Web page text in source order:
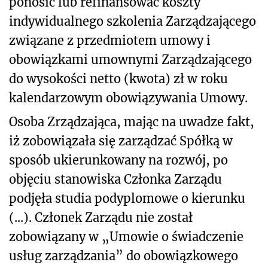
indywidualnego szkolenia Zarządzającego
związane z przedmiotem umowy i
obowiązkami umownymi Zarządzającego
do wysokości netto (kwota) zł w roku
kalendarzowym obowiązywania Umowy.
Osoba Zrządzająca, mając na uwadze fakt,
iż zobowiązała się zarządzać Spółką w
sposób ukierunkowany na rozwój, po
objęciu stanowiska Członka Zarządu
podjęła studia podyplomowe o kierunku
(...). Członek Zarządu nie został
zobowiązany w „Umowie o świadczenie
usług zarządzania” do obowiązkowego